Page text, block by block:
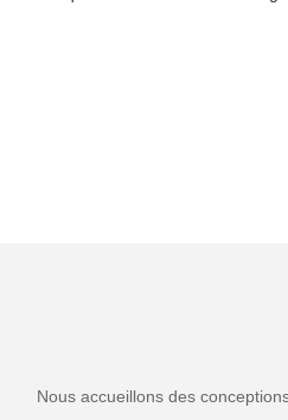
Nous accueillons des